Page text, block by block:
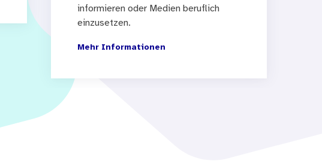
informieren oder Medien beruflich
einzusetzen.
Mehr Informationen